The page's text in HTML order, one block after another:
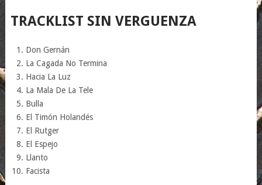
TRACKLIST SIN VERGUENZA
Don Gernán
La Cagada No Termina
Hacia La Luz
La Mala De La Tele
Bulla
El Timón Holandés
El Rutger
El Espejo
Llanto
Facista